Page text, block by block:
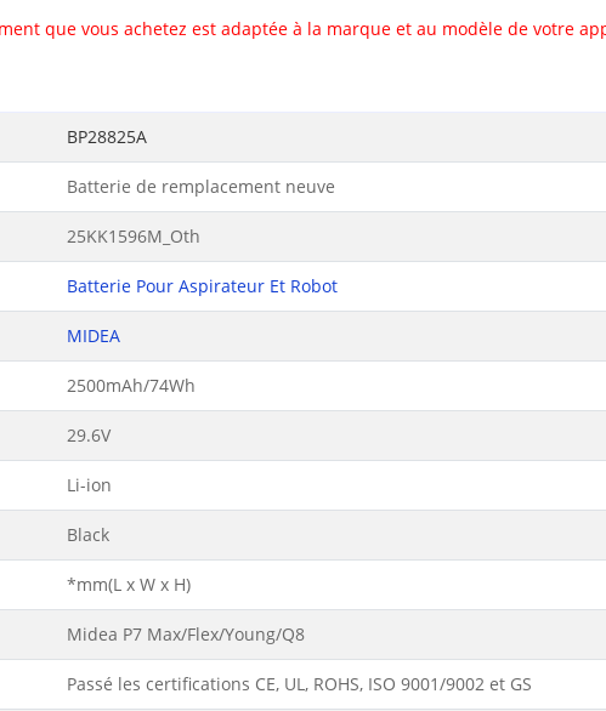
que vous achetez est adaptée à la marque et au modèle de votre
BP28825A
Batterie de remplacement neuve
25KK1596M_Oth
Batterie Pour Aspirateur Et Robot
MIDEA
2500mAh/74Wh
29.6V
Li-ion
Black
*mm(L x W x H)
Midea P7 Max/Flex/Young/Q8
Passé les certifications CE, UL, ROHS, ISO 9001/9002 et GS